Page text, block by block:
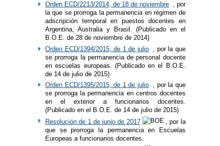
Orden ECD/2213/2014, de 18 de noviembre , por
la que se prorroga la permanencia en régimen de
adscripción temporal en puestos docentes en
Argentina, Australia y Brasil. (Publicado en el
B.O.E. de 28 de noviembre de 2014)
Orden ECD/1394/2015, de 1 de julio
, por la que
se prorroga la permanencia de personal docente
en escuelas europeas. (Publicado en el B.O.E.
de 14 de julio de 2015)
Orden ECD/1395/2015, de 1 de julio
, por la que
se prorroga la permanencia en centros docentes
en el exterior a funcionarios docentes.
(Publicado en el B.O.E. de 14 de julio de 2015)
Resolución de 1 de junio de 2017
, por la
que se prorroga la permanencia en Escuelas
Europeas a funcionarios docentes.